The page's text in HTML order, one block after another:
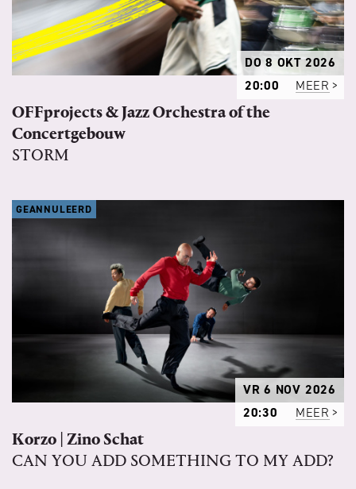
DO 8 OKT 2026
20:00
MEER
OFFprojects & Jazz Orchestra of the
Concertgebouw
STORM
GEANNULEERD
VR 6 NOV 2026
20:30
MEER
Korzo | Zino Schat
CAN YOU ADD SOMETHING TO MY ADD?